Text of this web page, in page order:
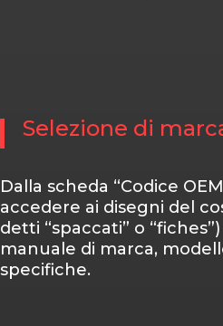
Selezione di
Dalla scheda “Codice
accedere ai disegni del
detti “spaccati” o
manuale di marca,
specifiche.